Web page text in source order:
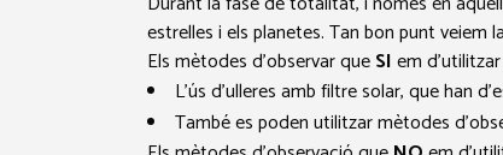
estrelles i els planetes. Tan bon punt veiem
Els mètodes d’observar queSIem
L’ús d’ulleres amb filtre solar, que han
També es poden utilitzar mètodes